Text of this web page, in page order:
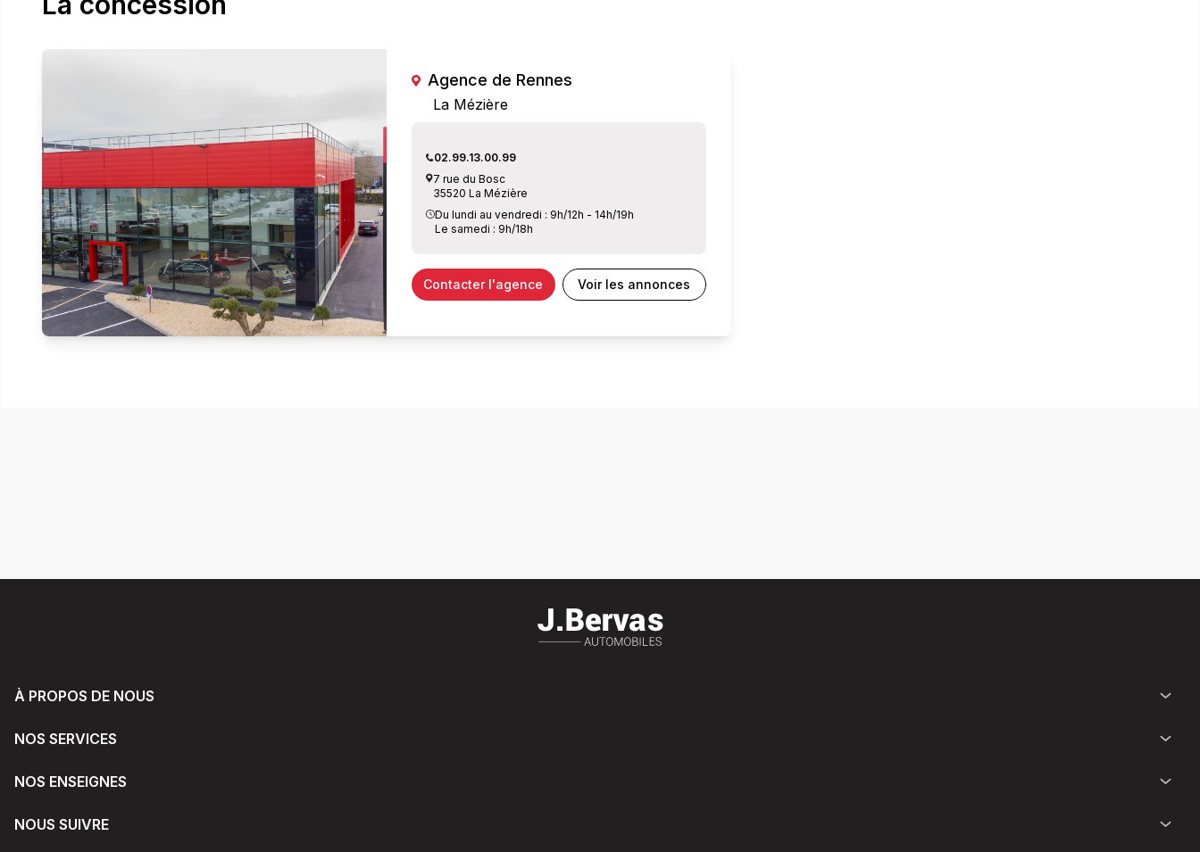
Agence de Rennes
La Mézière
02.99.13.00.99
7 rue du Bosc
35520 La Mézière
Du lundi au vendredi : 9h/12h - 14h/19h
Le samedi : 9h/18h
Contacter l'agence Voir les annonces
À PROPOS DE NOUS
NOS SERVICES
NOS ENSEIGNES
NOUS SUIVRE